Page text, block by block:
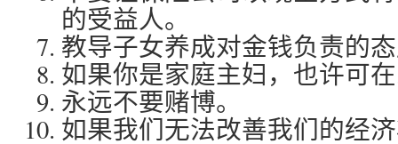
的受益人。
教导子女养成对金钱负责的
如果你是家庭主妇，也许可
永远不要赌博。
如果我们无法改善我们的经